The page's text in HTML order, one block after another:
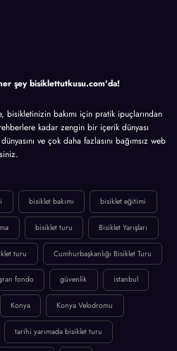
her şey bisiklettutkusu.com'da!
bisikletinizin bakımı için pratik ipuçlarından
kadar zengin bir içerik dünyası
ve çok daha fazlasını bağımsız web
bisiklet bakımı bisiklet eğitimi
bisiklet turu Bisiklet Yarışları
turu Cumhurbaşkanlığı Bisiklet Turu
fondo güvenlik istanbul
Konya Konya Velodromu
tarihi yarımada bisiklet turu